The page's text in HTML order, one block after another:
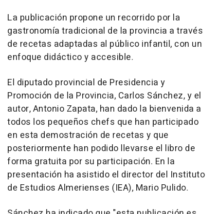
La publicación propone un recorrido por la
gastronomía tradicional de la provincia a través
de recetas adaptadas al público infantil, con un
enfoque didáctico y accesible.
El diputado provincial de Presidencia y
Promoción de la Provincia, Carlos Sánchez, y el
autor, Antonio Zapata, han dado la bienvenida a
todos los pequeños chefs que han participado
en esta demostración de recetas y que
posteriormente han podido llevarse el libro de
forma gratuita por su participación. En la
presentación ha asistido el director del Instituto
de Estudios Almerienses (IEA), Mario Pulido.